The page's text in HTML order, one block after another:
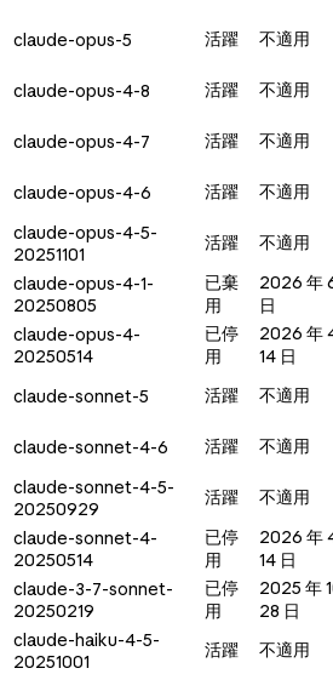
claude-opus-5
活躍 不適用
claude-opus-4-8
活躍 不適用
claude-opus-4-7
活躍 不適用
claude-opus-4-6
活躍 不適用
claude-opus-4-5-
20251101
活躍 不適用
claude-opus-4-1-
20250805
已棄
用
2026 年
日
claude-opus-4-
20250514
已停
用
2026 年
14 日
claude-sonnet-5 活躍 不適用
claude-sonnet-4-6
活躍 不適用
claude-sonnet-4-5-
20250929
活躍 不適用
claude-sonnet-4-
20250514
已停
用
2026 年
14 日
claude-3-7-sonnet-
20250219
已停
用
2025 年
28 日
claude-haiku-4-5-
20251001
活躍 不適用